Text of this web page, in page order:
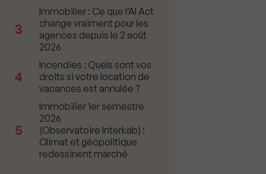
3
Immobilier : Ce que l’AI Act
change vraiment pour les
agences depuis le 2 août
2026
4
Incendies : Quels sont vos
droits si votre location de
vacances est annulée ?
5
Immobilier 1er semestre
2026
(Observatoire Interkab) :
Climat et géopolitique
redessinent marché